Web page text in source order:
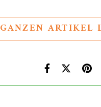
GANZEN ARTIKEL